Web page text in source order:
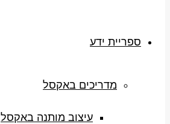
ספריית ידע
מדריכים באקסל
עיצוב מותנה באקסל